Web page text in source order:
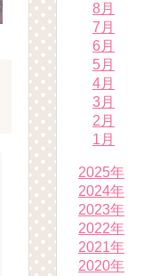
8月
7月
6月
5月
4月
3月
2月
1月
2025年
2024年
2023年
2022年
2021年
2020年